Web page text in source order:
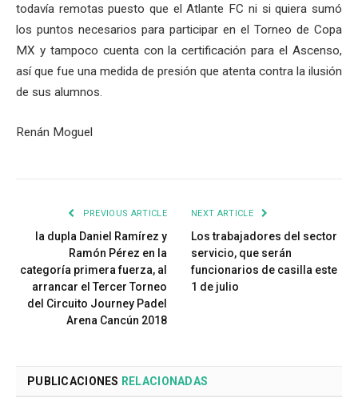
todavía remotas puesto que el Atlante FC ni si quiera sumó
los puntos necesarios para participar en el Torneo de Copa
MX y tampoco cuenta con la certificación para el Ascenso,
así que fue una medida de presión que atenta contra la ilusión
de sus alumnos.
Renán Moguel
PREVIOUS ARTICLE
la dupla Daniel Ramírez y
Ramón Pérez en la
categoría primera fuerza, al
arrancar el Tercer Torneo
del Circuito Journey Padel
Arena Cancún 2018
NEXT ARTICLE
Los trabajadores del sector
servicio, que serán
funcionarios de casilla este
1 de julio
PUBLICACIONES RELACIONADAS